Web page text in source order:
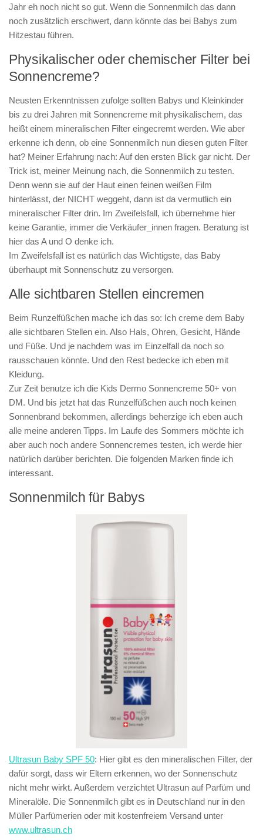
Jahr eh noch nicht so gut. Wenn die Sonnenmilch das dann
noch zusätzlich erschwert, dann könnte das bei Babys zum
Hitzestau führen.
Physikalischer oder chemischer Filter bei
Sonnencreme?
Neusten Erkenntnissen zufolge sollten Babys und Kleinkinder
bis zu drei Jahren mit Sonnencreme mit physikalischem, das
heißt einem mineralischen Filter eingecremt werden. Wie aber
erkenne ich denn, ob eine Sonnenmilch nun diesen guten Filter
hat? Meiner Erfahrung nach: Auf den ersten Blick gar nicht. Der
Trick ist, meiner Meinung nach, die Sonnenmilch zu testen.
Denn wenn sie auf der Haut einen feinen weißen Film
hinterlässt, der NICHT weggeht, dann ist da vermutlich ein
mineralischer Filter drin. Im Zweifelsfall, ich übernehme hier
keine Garantie, immer die Verkäufer_innen fragen. Beratung ist
hier das A und O denke ich.
Im Zweifelsfall ist es natürlich das Wichtigste, das Baby
überhaupt mit Sonnenschutz zu versorgen.
Alle sichtbaren Stellen eincremen
Beim Runzelfüßchen mache ich das so: Ich creme dem Baby
alle sichtbaren Stellen ein. Also Hals, Ohren, Gesicht, Hände
und Füße. Und je nachdem was im Einzelfall da noch so
rausschauen könnte. Und den Rest bedecke ich eben mit
Kleidung.
Zur Zeit benutze ich die Kids Dermo Sonnencreme 50+ von
DM. Und bis jetzt hat das Runzelfüßchen auch noch keinen
Sonnenbrand bekommen, allerdings beherzige ich eben auch
alle meine anderen Tipps. Im Laufe des Sommers möchte ich
aber auch noch andere Sonnencremes testen, ich werde hier
natürlich darüber berichten. Die folgenden Marken finde ich
interessant.
Sonnenmilch für Babys
Ultrasun Baby SPF 50: Hier gibt es den mineralischen Filter, der
dafür sorgt, dass wir Eltern erkennen, wo der Sonnenschutz
nicht mehr wirkt. Außerdem verzichtet Ultrasun auf Parfüm und
Mineralöle. Die Sonnenmilch gibt es in Deutschland nur in den
Müller Parfümerien oder mit kostenfreiem Versand unter
www.ultrasun.ch